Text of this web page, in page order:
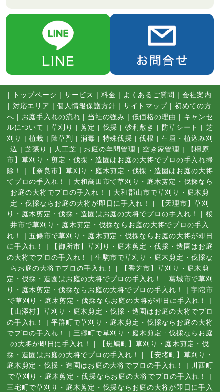
| トップページ | サービス | 料金 | よくあるご質問 | 会社案内
| 対応エリア | 個人情報保護方針 | サイトマップ | 初めての方
へ | お庭手入れの流れ | 当社の強み | 低価格の理由 | キャンセ
ルについて | 草刈り | 剪定 | 伐採 | 砂利敷き | 防草シート | 芝
刈り
| 植栽 | 除草剤 | 消毒 | 特殊伐採 | 伐根 | 生垣・植込み刈
込 | 芝張り | 人工芝 | お庭の年間管理 | 空き家管理 |
【橿原
市】草刈り・剪定・伐採・造園はお庭の大将でプロの手入れ掃
除！
|
【奈良市】草刈り・庭木剪定・伐採・造園はお庭の大将
でプロの手入れ！
| 大和高田市で草刈り・庭木剪定・伐採なら
お庭の大将でプロの手入れ！
| 大和郡山市で草刈り・庭木剪
定・伐採ならお庭の大将が即日に手入れ！
|
【天理市】草刈
り・庭木剪定・伐採・造園はお庭の大将でプロの手入れ！
| 桜
井市で草刈り・庭木剪定・伐採ならお庭の大将でプロの手入
れ！
| 五條市で草刈り・庭木剪定・伐採ならお庭の大将が即日
に手入れ！
|
【御所市】草刈り・庭木剪定・伐採・造園はお庭
の大将でプロの手入れ！
| 生駒市で草刈り・庭木剪定・伐採な
らお庭の大将でプロの手入れ！
|
【香芝市】草刈り・庭木剪
定・伐採・造園はお庭の大将でプロの手入れ！
| 葛城市で草刈
り・庭木剪定・伐採ならお庭の大将でプロの手入れ！
| 宇陀市
で草刈り・庭木剪定・伐採ならお庭の大将が即日に手入れ！
|
【山添村】草刈り・庭木剪定・伐採・造園はお庭の大将でプロ
の手入れ！
| 平群町で草刈り・庭木剪定・伐採ならお庭の大将
でプロの手入れ！
| 三郷町で草刈り・庭木剪定・伐採ならお庭
の大将が即日に手入れ！
|
【斑鳩町】草刈り・庭木剪定・伐
採・造園はお庭の大将でプロの手入れ！
|
【安堵町】草刈り・
庭木剪定・伐採・造園はお庭の大将でプロの手入れ！
| 川西町
で草刈り・庭木剪定・伐採ならお庭の大将でプロの手入れ！
|
三宅町で草刈り・庭木剪定・伐採ならお庭の大将が即日に手入